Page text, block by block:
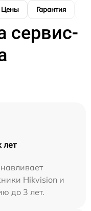
Цены Гарантия
сервис-
лет
Hikvision и
до 3 лет.